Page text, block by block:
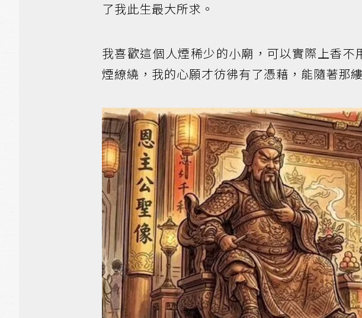
了我此生最大所求。
我喜歡這個人煙稀少的小廟，可以實際上香
煙繚繞，我的心願才彷彿有了憑藉，能隨著那